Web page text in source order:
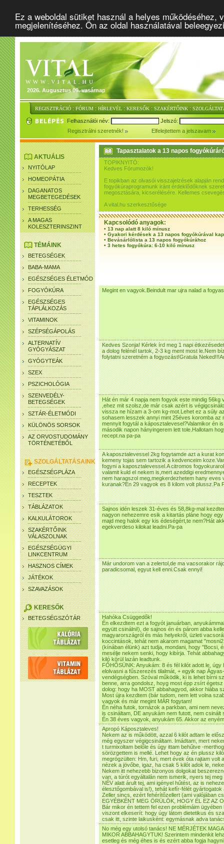
Ez a weboldal sütiket használ a helyes
megjelenítéséhez. Ön az oldal használatával
2026. Augusztus 09. vasárnap
REGISZTRÁCIÓ : FÓRUM : HÍRLEVÉL : KERESŐK : SZAKÉRTŐINK :
Felhasználói név:
Jelszó:
Regisztrálni szeretnék!
Elfelejtettem a jelszavam
AKTUÁLIS
NYITÓLAP
HOMEOPÁTIA
DAGANATOS
MEGBETEGEDÉSEK
TERHESSÉG
A MAGAS
KOLESZTERINSZINT
TÉMÁINK
BETEGSÉGEK
BABA-MAMA
EGÉSZSÉGES ÉLETMÓD
FOGYÓKÚRA
EGÉSZSÉGES
TÁPLÁLKOZÁS
VITAMINOK
SZÉPSÉGÁPOLÁS
ALTERNATÍV
GYÓGYÁSZAT
GYÓGYTEÁK
SZEX
PSZICHOLÓGIA
SZENVEDÉLY-
BETEGSÉGEK
SZTÁR-ÉLETMÓDI
KÜLÖNÖS SORSOK
AZ ORVOSTUDOMÁNY
TÖRTÉNETÉBŐL
SZOLGÁLTATÁSAINK
EGÉSZSÉGPLÁZA
RECEPTEK
TESZTEK
TÁBLÁZATOK
KALKULÁTOROK
SZAKÉRTŐINK
VÁLASZOLNAK
EGÉSZSÉGÜGYI
LINKCENTRUM
HASZNOS CÍMEK
JÁTÉKOK
SZAVAZÁSOK
KERESŐK
BETEGSÉGSZÓTÁR
Tapasztalatok a 13 napos
TOPIKNYITÓ:
Kedves Fórumozók!
E topikban az olvasói visszajelzések alapján
fogyókúraprogramunk iránt érdeklődőknek
megosztására, kicserélésére. Kellemes
A vital.hu szerkesztősége
Kapcsolódó anyagok:
• 13 nap alatt 8 kiló mínusz
• Gyakori kérdések a 13 napos fogyókúrával
• Bevásárlólista a 13 napos fogyókúrához
• 3 hetes fogyókúra: 6-10 kiló mínusz
Megint en vagyok.Beindult mar ujra nalad a
Kedves Szonja! Kérlek írd meg 1 napi
a dolog felénél tartok, 2-3 kg ment most le.Nem
folytatni szeretném a fogyozást!Gratula
Hát én már 4 napja nem fogyok este mindig 56kg
,ehez mit szolsz,de már csak azért is
vissza ne hízam a 3-om kg-mot.Lehet ez a súly
sohasem lesszek annyi mint 25éves koromba az
mennyit fogytál a káposztalevesel?Valamikor én
második napon hányingerem lett tole.Hallotam
recept.na pa-pa
A kaposztalevessel 2kg fogytamde azt a kurat
kemeny tojas sem tartozik a kedvenceim
fogyni a kaposztalevessel.A citromos
valamit kuld el nekem is,mert azeddigi
nem haragszol meg,megkerdezhetem hany eves
kuranak?En 29 vagyok es 8 kilom volt plussz.Pa
Sajnos idén leszek 31-éves és 58,8kg-mal
nagyon nehezemre esik a kitartás pláne hogy
majd meg halok egy kis édeségért,te nem?Hát
egekverdeso kilokat leadni.Pa-pa
Már undorom van a zelertol,de ma vacsorakor
paradicsomal, egyut kell enni.Csak ennyi!
Hahóka Csüggedők!
Én elkezdtem ezt a fogyót januárban,
együtt csinálni!), de sajnos én és párom abba
magyarországról és más helyekről, üzleti
koccintások, tehát nem akarom magamat
(kínában élünk) azt tudja, mondani, hogy "Bocsi,
mesélje nekem senki, hogy kibírja. Tehát
kiló körül lazán leadtunk.
FŐHŐSÜNK: Anyukám: 8 és fél kilót adott le,
elolvasni a fűszerezés tilalmát, + egyik nap
vendégségben. Szóval működik, ki is lehet bírni
benne, arra gondolsz, hoyg most épp zsírt
dolog: hogy ha MOST abbahagyod, akkor hiába
Most újra kezdtem (bár tudom, nem lett volna
vagyok és már megint MÁR fogytam!
Én néha futok, tornázok a parkban, ami nem
is csináltam, DE anyukám nem futott, nem csinált
Én 38 éves vagyok, anyukám 65. Akkor az
Apropó Káposztaleves!
Nekem az is működött, azzal 6 kilót adtam le
még egyszer végigcsináltam. Imádtam, mert
t turmixoltam belőle és úgy ittam behűtve -
sörözgettem is mellé. Lehet hogy az én plussz
megrögzülten: Hm, furi, mert évek óta rajtam volt
nézek a jövőbe, igaz, ha csak 5 kilót adok le,
Nekem itt nehezebb bizonyos dolgokat
van, a túrót egyáltalán nem ismerik, nyers tej
NÉV alatt árult tej, ami igényel hűtést, az is
élesztőgombával is!), tehát kefír-félét
Zeller sincs, ezért fehérítőzellert (ami valójában
EGYÉBKÉNT MEG ÖRÜLÖK, HOGY ÉL EZ AZ
Bár mikor én tettem fel ezen problémáim
viszont elkeserít: hogy úgy látom dietetikus és
csak itt, szinte laikusként: egymásnak adva
No még egy utolsó tanács! NE MÉRJÉTEK
MIKOR ABBAHAGYTUK! Szerintem mindenkit
esetleg és még éhes is és ezért abba fogja